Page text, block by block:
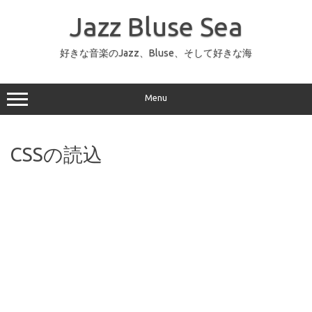
ッ
プ
Jazz Bluse Sea
好きな音楽のJazz、Bluse、そして好きな海
Menu
CSSの読込